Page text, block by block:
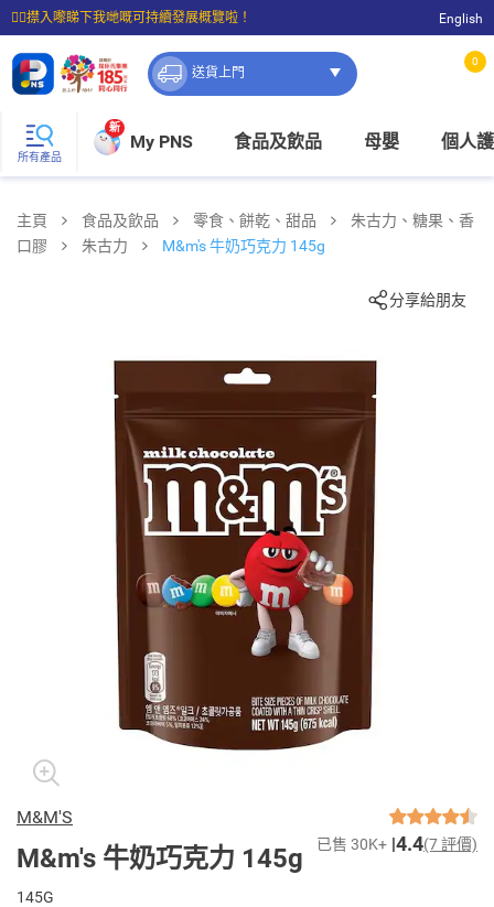
☝🏼㩒入嚟睇下我哋嘅可持續發展概覽啦！
⭐購物滿$399即享免費送貨；滿$100即可免費店取。
English
送貨上門
0
所有產品
新
My PNS 食品及飲品 母嬰 個人
主頁 食品及飲品 零食、餅乾、甜品
朱古力、糖果、香
口膠
朱古力 M&m's 牛奶巧克力 145g
分享給朋友
M&M'S
M&m's 牛奶巧克力 145g 已售 30K+ 4.4(7 評價)
145G